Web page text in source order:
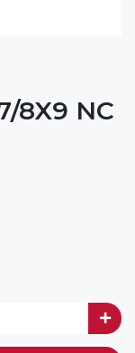
8X9 NC